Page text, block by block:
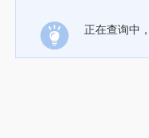
正在查询中